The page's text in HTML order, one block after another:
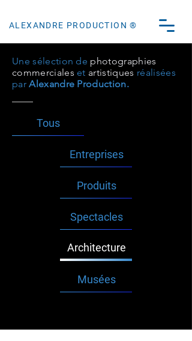
ALEXANDRE PRODUCTION ®
Une sélection de photographies
commerciales et artistiques réalisées
parAlexandre Production.
Tous
Entreprises
Produits
Spectacles
Architecture
Musées